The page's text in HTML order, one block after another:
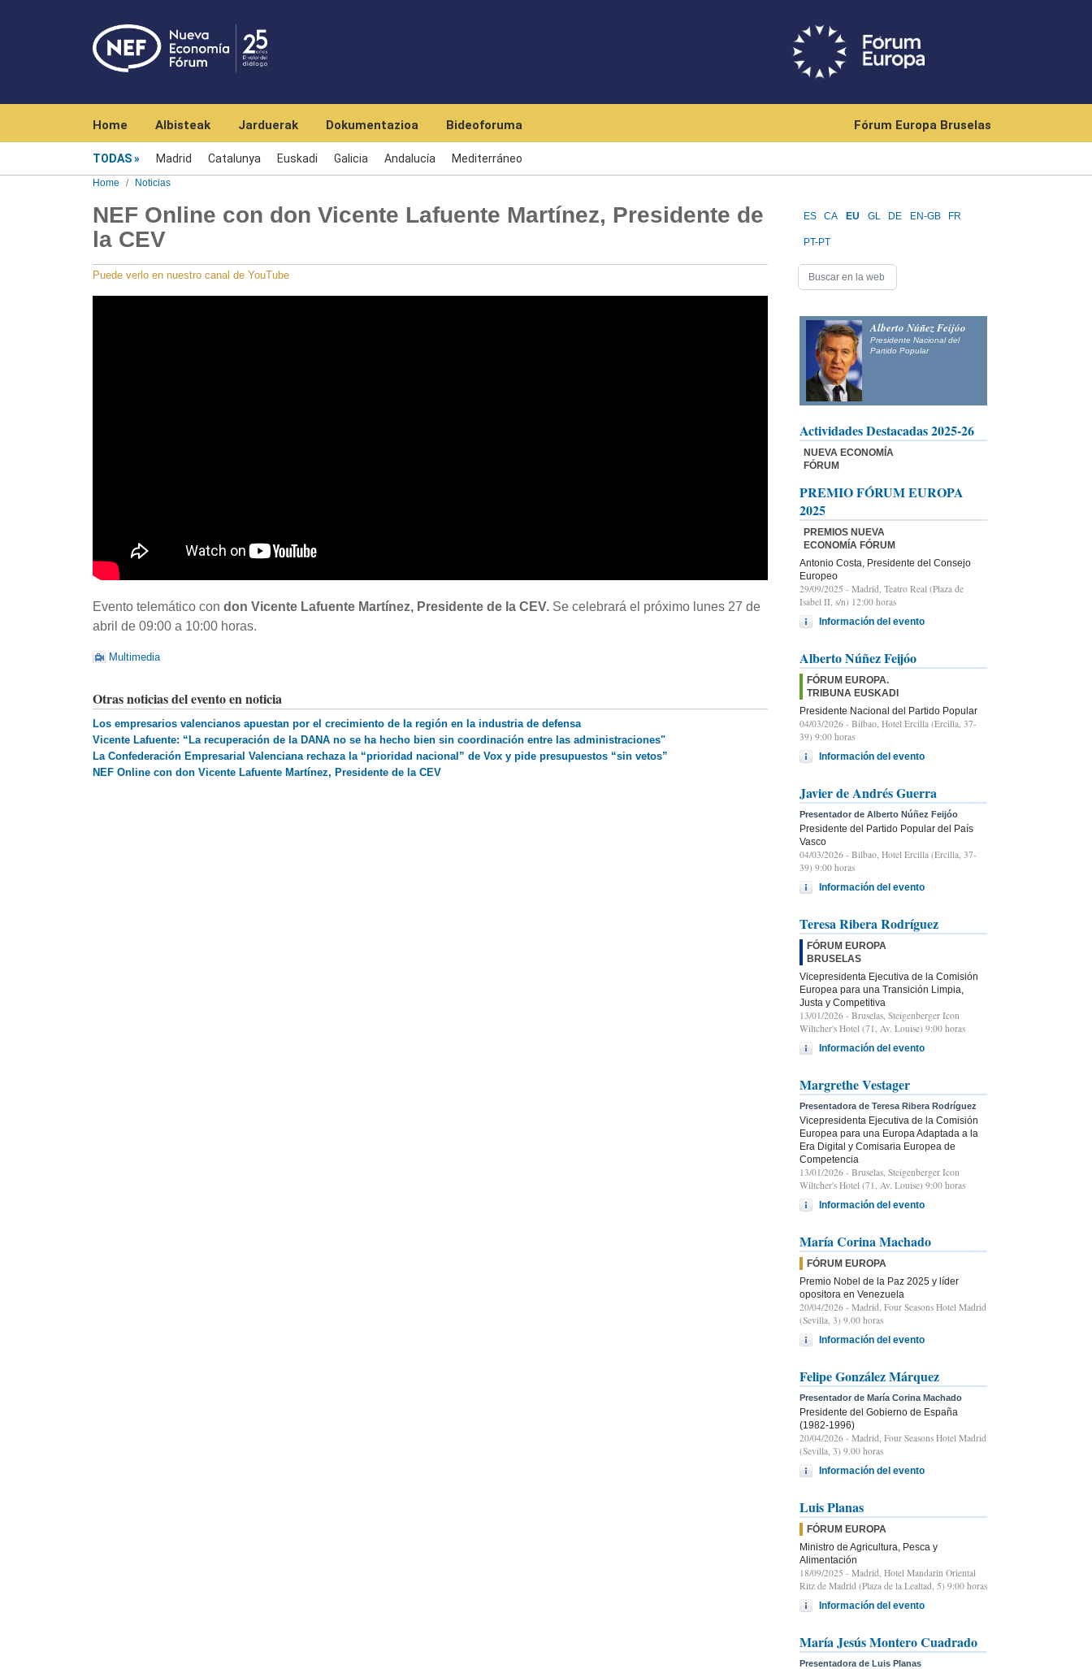
Home Albisteak Jarduerak Dokumentazioa Bideoforuma Fórum Europa Bruselas
TODAS Madrid Catalunya Euskadi Galicia Andalucía Mediterráneo
Home Noticias
NEF Online con don Vicente Lafuente Martínez, Presidente de
la CEV
Puede verlo en nuestro canal de YouTube
Evento telemático con don Vicente Lafuente Martínez, Presidente de la CEV. Se celebrará el próximo lunes 27 de
abril de 09:00 a 10:00 horas.
Multimedia
Otras noticias del evento en noticia
Los empresarios valencianos apuestan por el crecimiento de la región en la industria de defensa
Vicente Lafuente: “La recuperación de la DANA no se ha hecho bien sin coordinación entre las administraciones"
La Confederación Empresarial Valenciana rechaza la “prioridad nacional” de Vox y pide presupuestos “sin vetos”
NEF Online con don Vicente Lafuente Martínez, Presidente de la CEV
ES CA EU GL DE EN-GB FR
PT-PT
Alberto Núñez Feijóo
Presidente Nacional del
Partido Popular
Actividades Destacadas 2025-26
NUEVA ECONOMÍA
FÓRUM
PREMIO FÓRUM EUROPA
2025
PREMIOS NUEVA
ECONOMÍA FÓRUM
Antonio Costa, Presidente del Consejo
Europeo
29/09/2025 - Madrid, Teatro Real (Plaza de
Isabel II, s/n) 12:00 horas
Información del evento
Alberto Núñez Feijóo
FÓRUM EUROPA.
TRIBUNA EUSKADI
Presidente Nacional del Partido Popular
04/03/2026 - Bilbao, Hotel Ercilla (Ercilla, 37-
39) 9:00 horas
Información del evento
Javier de Andrés Guerra
Presentador de Alberto Núñez Feijóo
Presidente del Partido Popular del País
Vasco
04/03/2026 - Bilbao, Hotel Ercilla (Ercilla, 37-
39) 9:00 horas
Información del evento
Teresa Ribera Rodríguez
FÓRUM EUROPA
BRUSELAS
Vicepresidenta Ejecutiva de la Comisión
Europea para una Transición Limpia,
Justa y Competitiva
13/01/2026 - Bruselas, Steigenberger Icon
Wiltcher's Hotel (71, Av. Louise) 9:00 horas
Información del evento
Margrethe Vestager
Presentadora de Teresa Ribera Rodríguez
Vicepresidenta Ejecutiva de la Comisión
Europea para una Europa Adaptada a la
Era Digital y Comisaria Europea de
Competencia
13/01/2026 - Bruselas, Steigenberger Icon
Wiltcher's Hotel (71, Av. Louise) 9:00 horas
Información del evento
María Corina Machado
FÓRUM EUROPA
Premio Nobel de la Paz 2025 y líder
opositora en Venezuela
20/04/2026 - Madrid, Four Seasons Hotel Madrid
(Sevilla, 3) 9.00 horas
Información del evento
Felipe González Márquez
Presentador de María Corina Machado
Presidente del Gobierno de España
(1982-1996)
20/04/2026 - Madrid, Four Seasons Hotel Madrid
(Sevilla, 3) 9.00 horas
Información del evento
Luis Planas
FÓRUM EUROPA
Ministro de Agricultura, Pesca y
Alimentación
18/09/2025 - Madrid, Hotel Mandarin Oriental
Ritz de Madrid (Plaza de la Lealtad, 5) 9:00 horas
Información del evento
María Jesús Montero Cuadrado
Presentadora de Luis Planas